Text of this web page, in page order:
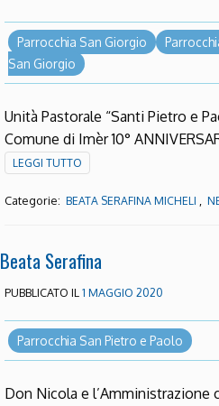
Parrocchia San Giorgio
San Giorgio
Unità Pastorale “Santi Pietro e
Comune di Imèr 10°
LEGGI TUTTO
Categorie: BEATA SERAFINA MICHELI
Serafina
PUBBLICATO IL1 MAGGIO 2020
Parrocchia San Pietro e Paolo
Don Nicola e l’Amministrazione